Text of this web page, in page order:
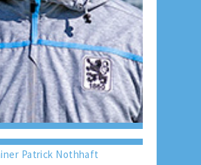
Patrick Nothhaft